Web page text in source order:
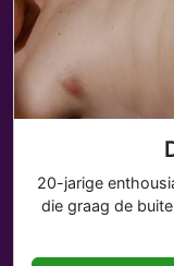
20-jarige
die graag de